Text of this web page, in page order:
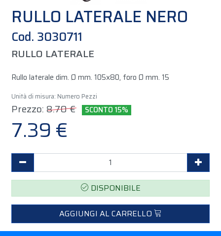
RULLO LATERALE NERO
Cod. 3030711
RULLO LATERALE
Unità di misura: Numero Pezzi
Prezzo: 8.70 € SCONTO 15%
7.39 €
DISPONIBILE
AGGIUNGI AL CARRELLO